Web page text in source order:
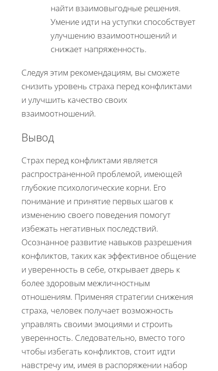
найти взаимовыгодные решения.
Умение идти на уступки способствует
улучшению взаимоотношений и
снижает напряженность.
Следуя этим рекомендациям, вы сможете
снизить уровень страха перед конфликтами
и улучшить качество своих
взаимоотношений.
Вывод
Страх перед конфликтами является
распространенной проблемой, имеющей
глубокие психологические корни. Его
понимание и принятие первых шагов к
изменению своего поведения помогут
избежать негативных последствий.
Осознанное развитие навыков разрешения
конфликтов, таких как эффективное общение
и уверенность в себе, открывает дверь к
более здоровым межличностным
отношениям. Применяя стратегии снижения
страха, человек получает возможность
управлять своими эмоциями и строить
уверенность. Следовательно, вместо того
чтобы избегать конфликтов, стоит идти
навстречу им, имея в распоряжении набор